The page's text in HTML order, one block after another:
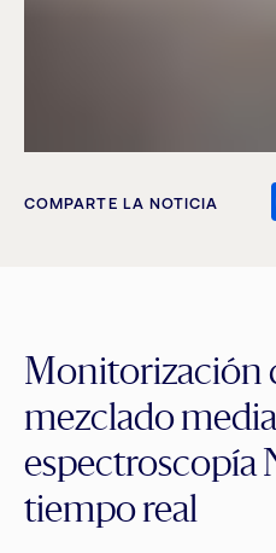
COMPARTE LA NOTICIA
Monitorización
mezclado
espectroscopía
tiempo real